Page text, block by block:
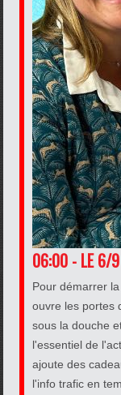
06:00 - LE 6/9
Pour démarrer
ouvre les portes
sous la douche
l'essentiel de
ajoute des
l'info trafic en